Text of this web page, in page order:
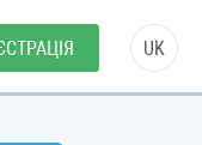
UK